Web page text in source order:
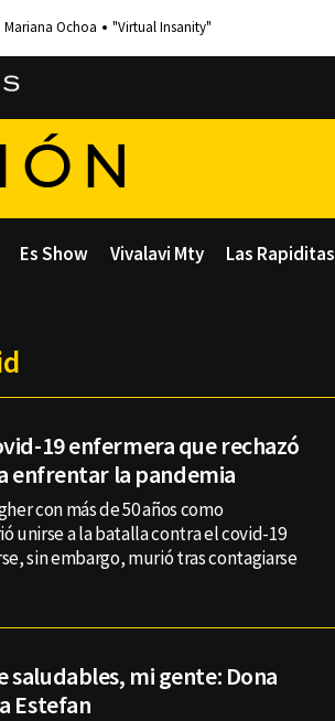
Mariana Ochoa "Virtual Insanity"
Es Show Vivalavi Mty Las Rapiditas
19 enfermera que rechazó
enfrentar la pandemia
con más de 50 años como
unirse a la batalla contra el covid-19
sin embargo, murió tras contagiarse
saludables, mi gente: Dona
Estefan